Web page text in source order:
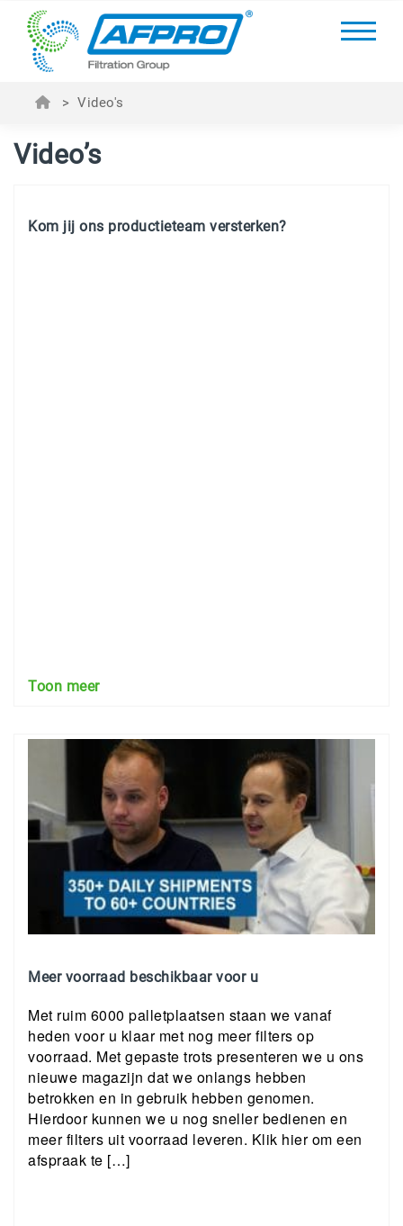
> Video's
Video’s
Kom jij ons productieteam versterken?
Toon meer
Meer voorraad beschikbaar voor u
Met ruim 6000 palletplaatsen staan we vanaf
heden voor u klaar met nog meer filters op
voorraad. Met gepaste trots presenteren we u ons
nieuwe magazijn dat we onlangs hebben
betrokken en in gebruik hebben genomen.
Hierdoor kunnen we u nog sneller bedienen en
meer filters uit voorraad leveren. Klik hier om een
afspraak te […]